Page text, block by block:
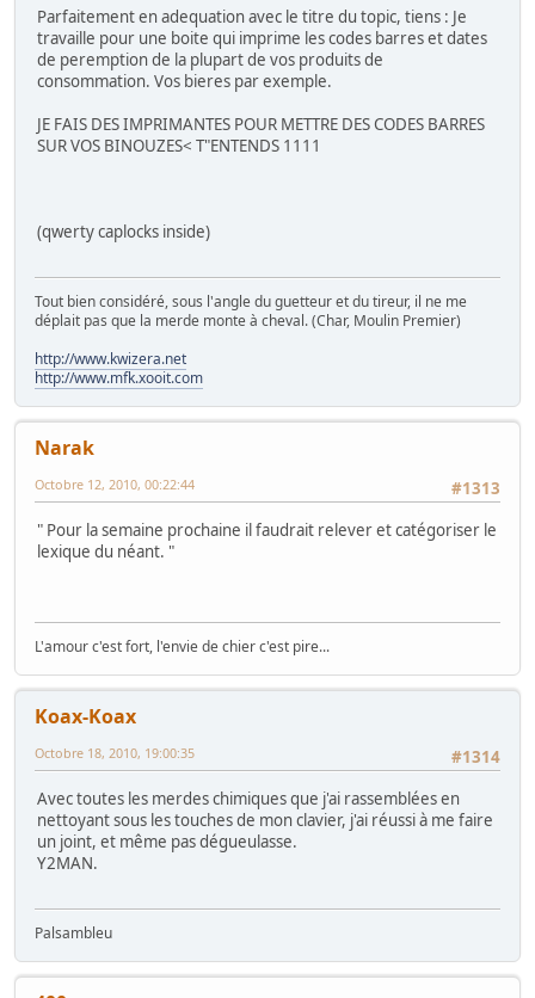
Parfaitement en adequation avec le titre du topic, tiens : Je
travaille pour une boite qui imprime les codes barres et dates
de peremption de la plupart de vos produits de
consommation. Vos bieres par exemple.
JE FAIS DES IMPRIMANTES POUR METTRE DES CODES BARRES
SUR VOS BINOUZES< T"ENTENDS 1111
(qwerty caplocks inside)
Tout bien considéré, sous l'angle du guetteur et du tireur, il ne me
déplait pas que la merde monte à cheval. (Char, Moulin Premier)
http://www.kwizera.net
http://www.mfk.xooit.com
Narak
#1313
Octobre 12, 2010, 00:22:44
" Pour la semaine prochaine il faudrait relever et catégoriser le
lexique du néant. "
L'amour c'est fort, l'envie de chier c'est pire...
Koax-Koax
#1314
Octobre 18, 2010, 19:00:35
Avec toutes les merdes chimiques que j'ai rassemblées en
nettoyant sous les touches de mon clavier, j'ai réussi à me faire
un joint, et même pas dégueulasse.
Y2MAN.
Palsambleu